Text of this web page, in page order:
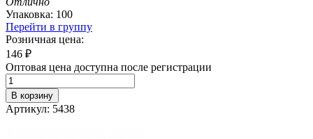
Упаковка: 100
Перейти в группу
Розничная цена:
146 ₽
Оптовая цена доступна после регистрации
В корзину
Артикул: 5438